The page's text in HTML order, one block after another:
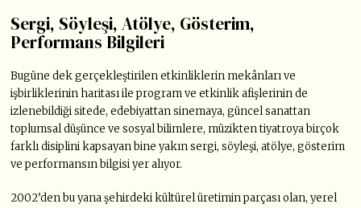
Sergi, Söyleşi, Atölye, Gösterim,
Performans Bilgileri
Bugüne dek gerçekleştirilen etkinliklerin mekânları ve
işbirliklerinin haritası ile program ve etkinlik afişlerinin de
izlenebildiği sitede, edebiyattan sinemaya, güncel sanattan
toplumsal düşünce ve sosyal bilimlere, müzikten tiyatroya birçok
farklı disiplini kapsayan bine yakın sergi, söyleşi, atölye, gösterim
ve performansın bilgisi yer alıyor.
2002’den bu yana şehirdeki kültürel üretimin parçası olan, yerel